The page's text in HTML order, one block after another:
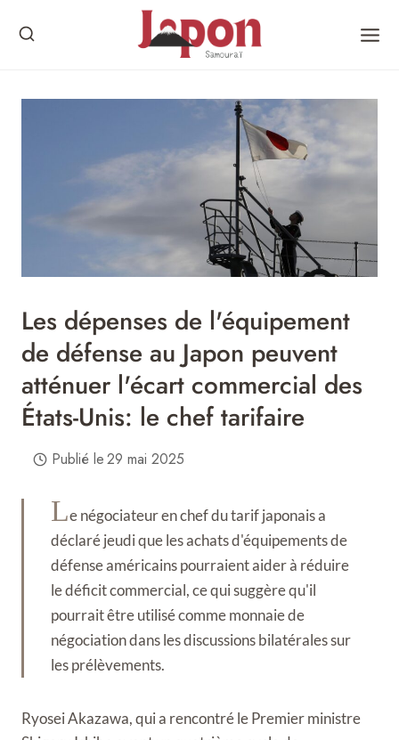
Les dépenses de l'équipement
de défense au Japon peuvent
atténuer l'écart commercial des
États-Unis: le chef tarifaire
Publié le29 mai 2025
Le négociateur en chef du tarif japonais a
déclaré jeudi que les achats d'équipements de
défense américains pourraient aider à réduire
le déficit commercial, ce qui suggère qu'il
pourrait être utilisé comme monnaie de
négociation dans les discussions bilatérales sur
les prélèvements.
Ryosei Akazawa, qui a rencontré le Premier ministre